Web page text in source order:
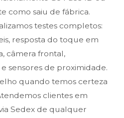
como saiu de fábrica.
testes completos:
resposta do toque em
câmera frontal,
sensores de proximidade.
quando temos certeza
clientes em
Sedex de qualquer